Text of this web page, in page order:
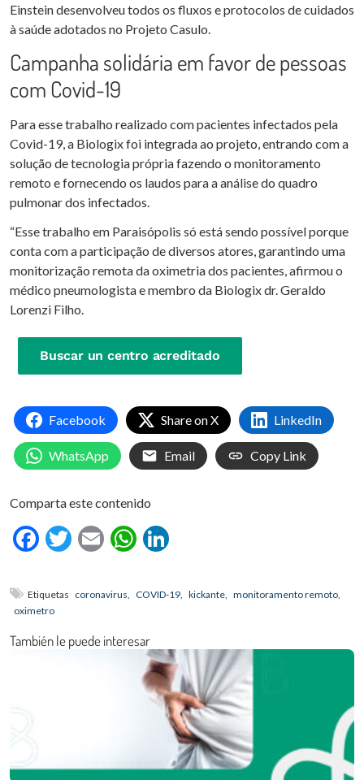
Einstein desenvolveu todos os fluxos e protocolos de cuidados
à saúde adotados no Projeto Casulo.
Campanha solidária em favor de pessoas
com Covid-19
Para esse trabalho realizado com pacientes infectados pela
Covid-19, a Biologix foi integrada ao projeto, entrando com a
solução de tecnologia própria fazendo o monitoramento
remoto e fornecendo os laudos para a análise do quadro
pulmonar dos infectados.
“Esse trabalho em Paraisópolis só está sendo possível porque
conta com a participação de diversos atores, garantindo uma
monitorização remota da oximetria dos pacientes, afirmou o
médico pneumologista e membro da Biologix dr. Geraldo
Lorenzi Filho.
Buscar un centro acreditado
Facebook Share on X LinkedIn
WhatsApp Email Copy Link
Comparta este contenido
Facebook
Twitter
EmailWhatsApp
Etiquetas coronavirus COVID-19 kickante monitoramento remoto
oximetro
También le puede interesar